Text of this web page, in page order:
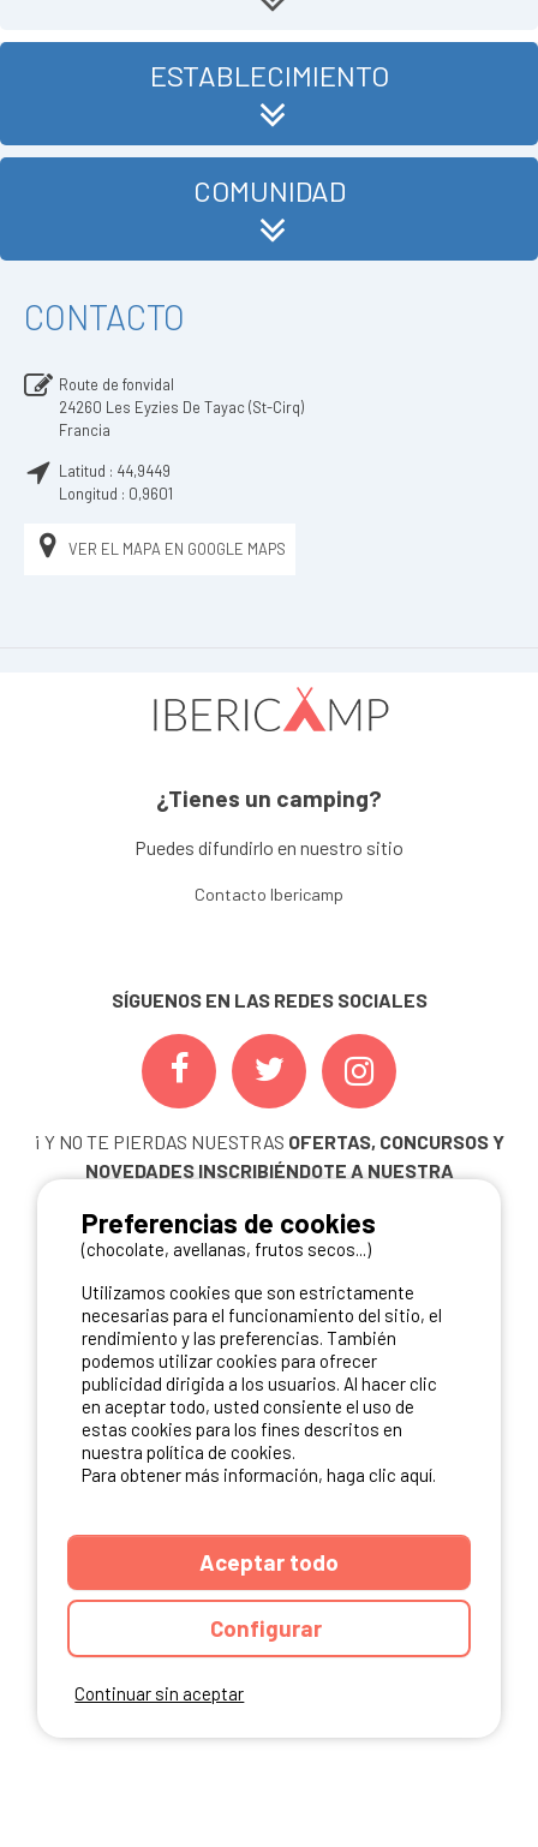
ESTABLECIMIENTO
COMUNIDAD
CONTACTO
Route de fonvidal
24260 Les Eyzies De Tayac (St-Cirq)
Francia
Latitud : 44,9449
Longitud : 0,9601
VER EL MAPA EN GOOGLE MAPS
¿Tienes un camping?
Puedes difundirlo en nuestro sitio
Contacto Ibericamp
SÍGUENOS EN LAS REDES SOCIALES
¡ Y NO TE PIERDAS NUESTRAS OFERTAS, CONCURSOS Y
NOVEDADES INSCRIBIÉNDOTE A NUESTRA
ME INSCRIBO
NUESTROS PARTNERS
Continuar sin aceptar
Preferencias de cookies
(chocolate, avellanas, frutos secos...)
Utilizamos cookies que son estrictamente
necesarias para el funcionamiento del sitio, el
rendimiento y las preferencias. También
podemos utilizar cookies para ofrecer
publicidad dirigida a los usuarios. Al hacer clic
en aceptar todo, usted consiente el uso de
estas cookies para los fines descritos en
nuestra política de cookies.
Para obtener más información, haga clic aquí.
Aceptar todo
Configurar